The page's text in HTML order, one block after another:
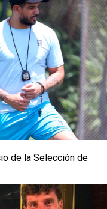
de la Selección de